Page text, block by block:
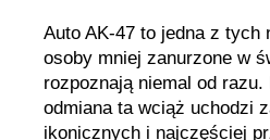
Auto AK-47 to jedna z tych
osoby mniej zanurzone w
rozpoznają niemal od razu.
odmiana ta wciąż uchodzi
ikonicznych i najczęściej